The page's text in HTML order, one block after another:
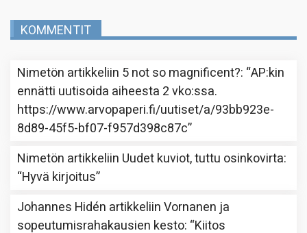
KOMMENTIT
Nimetön artikkeliin 5 not so magnificent?: “AP:kin
ennätti uutisoida aiheesta 2 vko:ssa.
https://www.arvopaperi.fi/uutiset/a/93bb923e-
8d89-45f5-bf07-f957d398c87c”
Nimetön artikkeliin Uudet kuviot, tuttu osinkovirta:
“Hyvä kirjoitus”
Johannes Hidén artikkeliinVornanen ja
sopeutumisrahakausien kesto: “Kiitos